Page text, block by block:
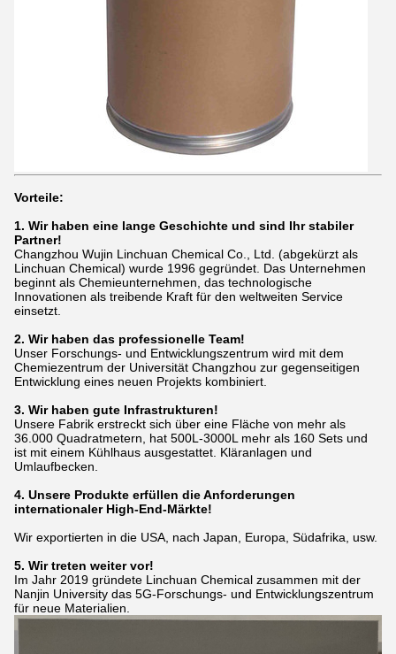
Vorteile:
1. Wir haben eine lange Geschichte und sind Ihr stabiler
Partner!
Changzhou Wujin Linchuan Chemical Co., Ltd. (abgekürzt als
Linchuan Chemical) wurde 1996 gegründet. Das Unternehmen
beginnt als Chemieunternehmen, das technologische
Innovationen als treibende Kraft für den weltweiten Service
einsetzt.
2. Wir haben das professionelle Team!
Unser Forschungs- und Entwicklungszentrum wird mit dem
Chemiezentrum der Universität Changzhou zur gegenseitigen
Entwicklung eines neuen Projekts kombiniert.
3. Wir haben gute Infrastrukturen!
Unsere Fabrik erstreckt sich über eine Fläche von mehr als
36.000 Quadratmetern, hat 500L-3000L mehr als 160 Sets und
ist mit einem Kühlhaus ausgestattet. Kläranlagen und
Umlaufbecken.
4. Unsere Produkte erfüllen die Anforderungen
internationaler High-End-Märkte!
Wir exportierten in die USA, nach Japan, Europa, Südafrika, usw.
5. Wir treten weiter vor!
Im Jahr 2019 gründete Linchuan Chemical zusammen mit der
Nanjin University das 5G-Forschungs- und Entwicklungszentrum
für neue Materialien.